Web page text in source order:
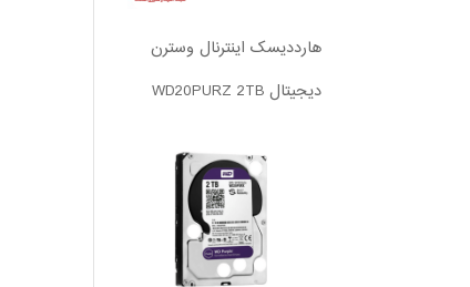
هارددیسک اینترنال وسترن
دیجیتال WD20PURZ 2TB